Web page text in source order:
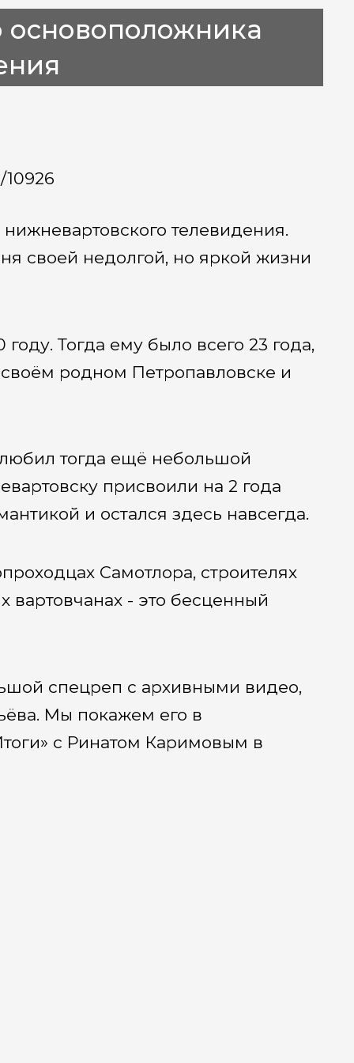
основоположника
телевидения.
своей недолгой, но яркой жизни
Тогда ему было всего 23 года,
родном Петропавловске и
тогда ещё небольшой
присвоили на 2 года
и остался здесь навсегда.
Самотлора, строителях
вартовчанах - это бесценный
спецреп с архивными видео,
Мы покажем его в
с Ринатом Каримовым в